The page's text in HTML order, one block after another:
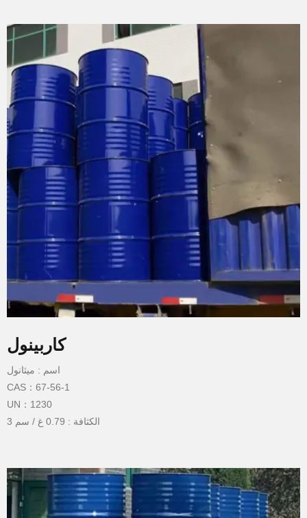
نقطة الوميض: من ° ج
كاربينول
اسم : ميثانول
CAS：67-56-1
UN：1230
الكثافة : 0.79 غ / سم 3
نقطة الوميض : 9 درجة مئوية